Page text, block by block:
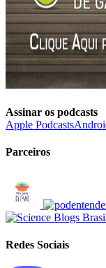
Assinar os podcasts
Apple Podcasts
Parceiros
Redes Sociais